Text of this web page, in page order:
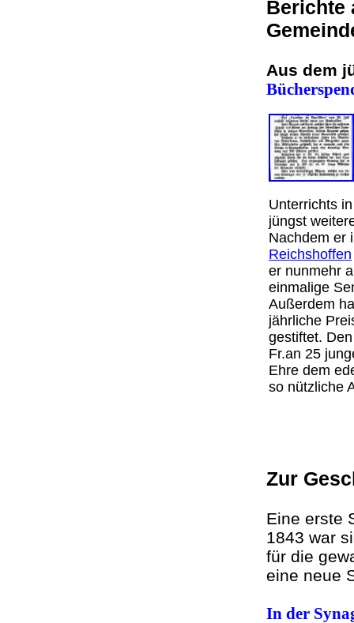
Berichte
Aus dem
Unterrichts
jüngst
Nachdem er
Reichshoffen
er nunmehr
einmalige
Außerdem
jährliche
gestiftet.
Fr.an 25
Ehre dem
so nützliche
Zur
Eine erste
1843 war
für die
eine neue
In der